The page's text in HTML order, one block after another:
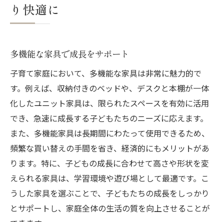
り快適に
多機能な家具で成長をサポート
子育て家庭において、多機能な家具は非常に魅力的で
す。例えば、収納付きのベッドや、デスクと本棚が一体
化したユニット家具は、限られたスペースを有効に活用
でき、急速に成長する子どもたちのニーズに応えます。
また、多機能家具は長期間にわたって使用できるため、
頻繁な買い替えの手間を省き、経済的にもメリットがあ
ります。特に、子どもの成長に合わせて高さや形状を変
えられる家具は、学習環境や遊び場として最適です。こ
うした家具を選ぶことで、子どもたちの成長をしっかり
とサポートし、家庭全体の生活の質を向上させることが